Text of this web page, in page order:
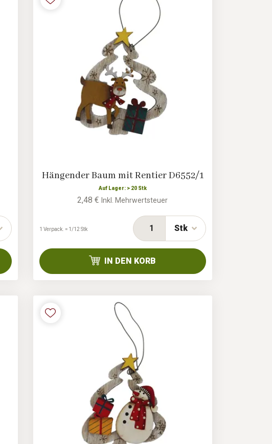
Hängender Baum mit Rentier D6552/1
Auf Lager: > 20 Stk
2,48 €Inkl. Mehrwertsteuer
Stk
1 Verpack. = 1/12 Stk
IN DEN KORB